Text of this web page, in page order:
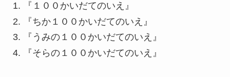
『１００かいだてのいえ』
『ちか１００かいだてのいえ』
『うみの１００かいだてのいえ』
『そらの１００かいだてのいえ』